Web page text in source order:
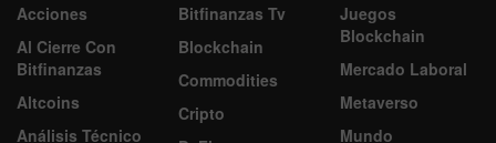
Acciones
Al Cierre Con
Bitfinanzas
Altcoins
Análisis Técnico
Bitfinanzas Tv
Blockchain
Commodities
Cripto
Juegos
Blockchain
Mercado Laboral
Metaverso
Mundo